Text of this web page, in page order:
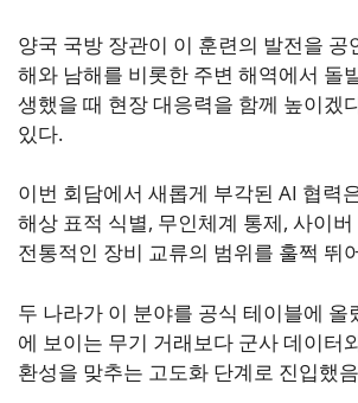
양국 국방 장관이 이 훈련의 발전을 공
해와 남해를 비롯한 주변 해역에서 돌
생했을 때 현장 대응력을 함께 높이겠
있다.
이번 회담에서 새롭게 부각된 AI 협력
해상 표적 식별, 무인체계 통제, 사이
전통적인 장비 교류의 범위를 훌쩍 뛰
두 나라가 이 분야를 공식 테이블에 올
에 보이는 무기 거래보다 군사 데이터
환성을 맞추는 고도화 단계로 진입했